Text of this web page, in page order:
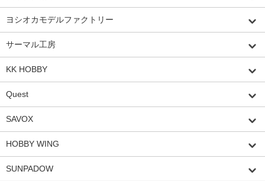
ヨシオカモデルファクトリー
サーマル工房
KK HOBBY
Quest
SAVOX
HOBBY WING
SUNPADOW